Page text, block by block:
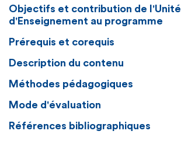
Objectifs et contribution de l'Unité
d'Enseignement au programme
Prérequis et corequis
Description du contenu
Méthodes pédagogiques
Mode d'évaluation
Références bibliographiques